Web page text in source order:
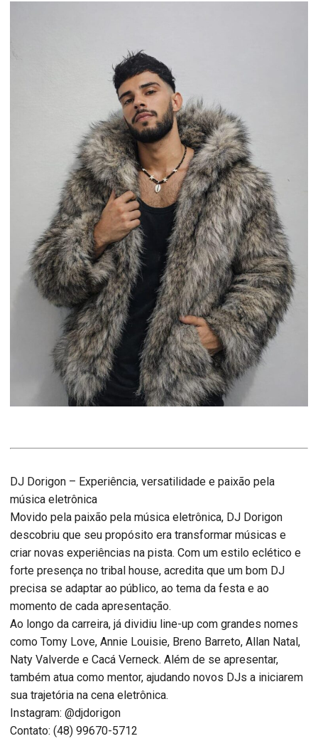
DJ Dorigon – Experiência, versatilidade e paixão pela
música eletrônica
Movido pela paixão pela música eletrônica, DJ Dorigon
descobriu que seu propósito era transformar músicas e
criar novas experiências na pista. Com um estilo eclético e
forte presença no tribal house, acredita que um bom DJ
precisa se adaptar ao público, ao tema da festa e ao
momento de cada apresentação.
Ao longo da carreira, já dividiu line-up com grandes nomes
como Tomy Love, Annie Louisie, Breno Barreto, Allan Natal,
Naty Valverde e Cacá Verneck. Além de se apresentar,
também atua como mentor, ajudando novos DJs a iniciarem
sua trajetória na cena eletrônica.
Instagram: @djdorigon
Contato: (48) 99670-5712